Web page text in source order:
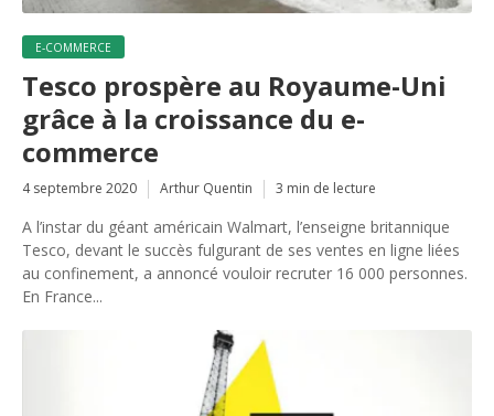
E-COMMERCE
Tesco prospère au Royaume-Uni
grâce à la croissance du e-
commerce
4 septembre 2020 Arthur Quentin 3 min de lecture
A l’instar du géant américain Walmart, l’enseigne britannique
Tesco, devant le succès fulgurant de ses ventes en ligne liées
au confinement, a annoncé vouloir recruter 16 000 personnes.
En France...